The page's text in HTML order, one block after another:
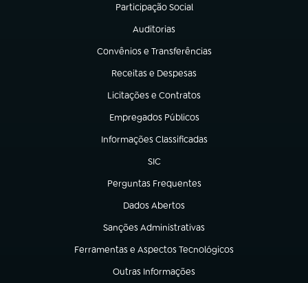
Participação Social
(abre em nova aba)
Auditorias
(abre em nova aba)
Convênios e Transferências
(abre em nova aba)
Receitas e Despesas
(abre em nova aba)
Licitações e Contratos
(abre em nova aba)
Empregados Públicos
(abre em nova aba)
Informações Classificadas
(abre em nova aba)
SIC
(abre em nova aba)
Perguntas Frequentes
(abre em nova aba)
Dados Abertos
(abre em nova aba)
Sanções Administrativas
(abre em nova aba)
Ferramentas e Aspectos Tecnológicos
(abre em nova aba)
Outras Informações
(abre em nova aba)